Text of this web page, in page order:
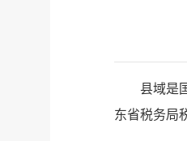
县域是
东省税务局